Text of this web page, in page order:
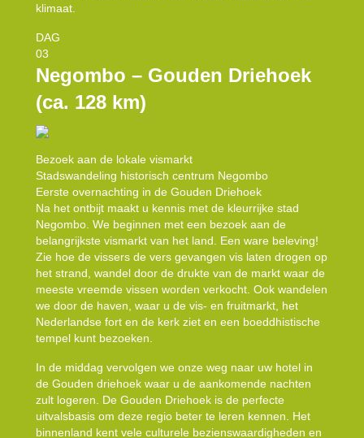
klimaat.
DAG
03
Negombo – Gouden Driehoek
(ca. 128 km)
Bezoek aan de lokale vismarkt
Stadswandeling historisch centrum Negombo
Eerste overnachting in de Gouden Driehoek
Na het ontbijt maakt u kennis met de kleurrijke stad
Negombo. We beginnen met een bezoek aan de
belangrijkste vismarkt van het land. Een ware beleving!
Zie hoe de vissers de vers gevangen vis laten drogen op
het strand, wandel door de drukte van de markt waar de
meeste vreemde vissen worden verkocht. Ook wandelen
we door de haven, waar u de vis- en fruitmarkt, het
Nederlandse fort en de kerk ziet en een boeddhistische
tempel kunt bezoeken.
In de middag vervolgen we onze weg naar uw hotel in
de Gouden driehoek waar u de aankomende nachten
zult logeren. De Gouden Driehoek is de perfecte
uitvalsbasis om deze regio beter te leren kennen. Het
binnenland kent vele culturele bezienswaardigheden en